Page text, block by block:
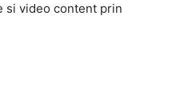
si video content prin